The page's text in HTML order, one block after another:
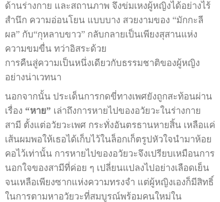
ด้านร่างกาย และสถานภาพ จึงข่มเหงผู้หญิงได้อย่างไร้
สำนึก ความอ่อนโยน แบบบาง สวยงามของ “มักกะลี
ผล” กับ“กุหลาบขาว” กลับกลายเป็นเพียงสุสานแห่ง
ความขมขื่น ทว่าอิสระด้วย
การคืนสู่ความเป็นหนึ่งเดียวกับธรรมชาติของผู้หญิง
อย่างน่าเวทนา
นอกจากนั้น ประเด็นการกดขี่ทางเพศยังถูกสะท้อนผ่าน
เรื่อง “หาย” เล่าถึงการหายไปของอวัยวะในร่างกาย
สามี ตั้งแต่อวัยวะเพศ กระทั่งอันตรธานหายสิ้น เหลือแค่
เส้นผมพอให้เธอได้เก็บไว้ในล็อกเก็ตรูปหัวใจนำมาห้อย
คอไว้เท่านั้น การหายไปของอวัยวะจึงเปรียบเหมือนการ
นอกใจของสามีที่ค่อย ๆ เปลี่ยนแปลงไปอย่างเลือดเย็น
จนเหลือเพียงซากแห่งความทรงจำ แต่ผู้หญิงเองก็มีสิทธิ์
ในการตามหาอวัยวะที่สมบูรณ์พร้อมคนใหม่ใน